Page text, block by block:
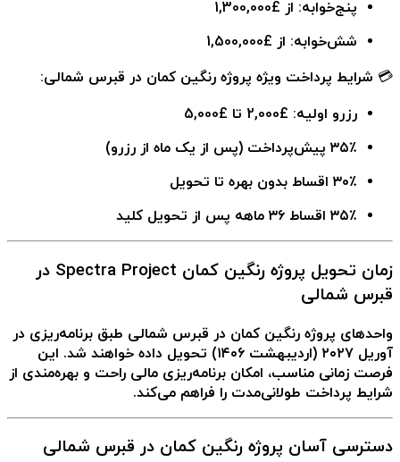
پنج‌خوابه: از £1,300,000
شش‌خوابه: از £1,500,000
💳 شرایط پرداخت ویژه پروژه رنگین کمان در قبرس شمالی:
رزرو اولیه: £2,000 تا £5,000
۳۵٪ پیش‌پرداخت (پس از یک ماه از رزرو)
۳۰٪ اقساط بدون بهره تا تحویل
۳۵٪ اقساط ۳۶ ماهه پس از تحویل کلید
زمان تحویل پروژه رنگین کمان Spectra Project در
قبرس شمالی
واحدهای پروژه رنگین کمان در قبرس شمالی طبق برنامه‌ریزی در
آوریل ۲۰۲۷ (اردیبهشت ۱۴۰۶) تحویل داده خواهند شد. این
فرصت زمانی مناسب، امکان برنامه‌ریزی مالی راحت و بهره‌مندی از
شرایط پرداخت طولانی‌مدت را فراهم می‌کند.
دسترسی آسان پروژه رنگین کمان در قبرس شمالی